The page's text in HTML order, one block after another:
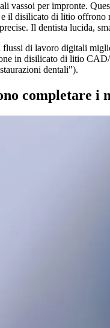
vassoi per impronte.
disilicato di litio offrono
Il dentista lucida,
di lavoro digitali
in disilicato di litio
dentali").
completare i